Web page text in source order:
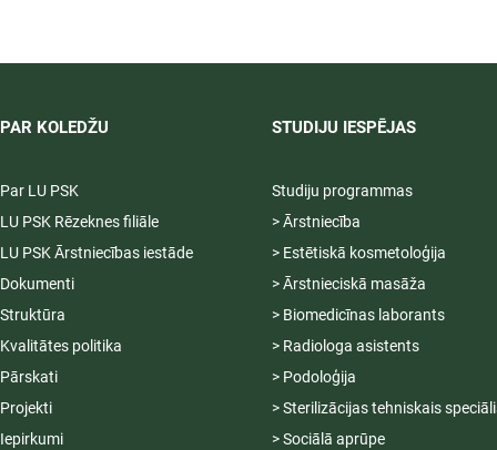
PAR KOLEDŽU
Par LU PSK
LU PSK Rēzeknes filiāle
LU PSK Ārstniecības iestāde
Dokumenti
Struktūra
Kvalitātes politika
Pārskati
Projekti
Iepirkumi
STUDIJU IESPĒJAS
Studiju programmas
> Ārstniecība
> Estētiskā kosmetoloģija
> Ārstnieciskā masāža
> Biomedicīnas laborants
> Radiologa asistents
> Podoloģija
> Sterilizācijas tehniskais
> Sociālā aprūpe